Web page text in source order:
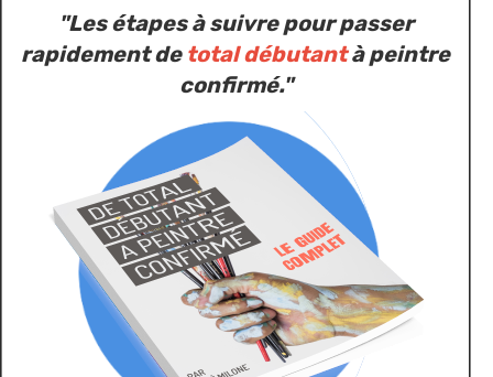
"Les étapes à suivre pour passer
rapidement de total débutantà peintre
confirmé."